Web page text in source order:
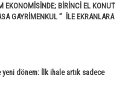
EKONOMİSİNDE; BİRİNCİ EL KONUT
GAYRİMENKUL ” İLE EKRANLARA
dönem: İlk ihale artık sadece